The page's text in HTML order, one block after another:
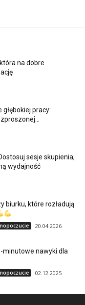
na dobre
pracy:
sesje skupienia,
wydajność
biurku, które rozładują
20.04.2026
minutowe nawyki dla
02.12.2025